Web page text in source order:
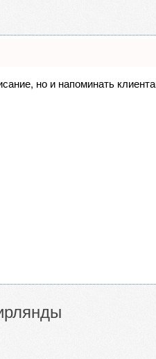
но и напоминать